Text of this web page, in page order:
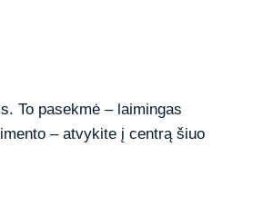
To pasekmė – laimingas
– atvykite į centrą šiuo